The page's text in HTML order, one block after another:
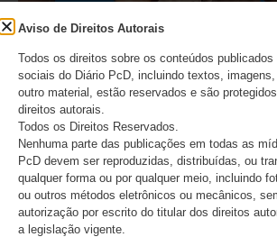
Especialista alerta sobre os desafios
enfrentamento da violência contra a
urgência do fortalecimento de redes
07/08/2026
Deixe um comentário
Aviso de Direitos Autorais
Todos os direitos sobre os conteúdos
sociais do Diário PcD, incluindo textos,
outro material, estão reservados e são
direitos autorais.
Todos os Direitos Reservados.
Nenhuma parte das publicações em todas as
PcD devem ser reproduzidas, distribuídas, ou
qualquer forma ou por qualquer meio, incluindo
ou outros métodos eletrônicos ou mecânicos,
autorização por escrito do titular dos direitos
a legislação vigente.